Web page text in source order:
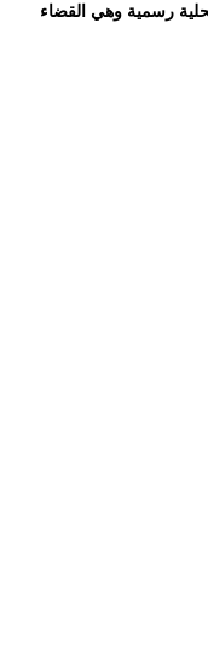
رسمية وهي القضاء